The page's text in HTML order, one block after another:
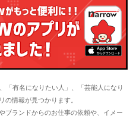
「有名になりたい人」、「芸能人になり
の情報が見つかります。
ブランドからのお仕事の依頼や、イメー